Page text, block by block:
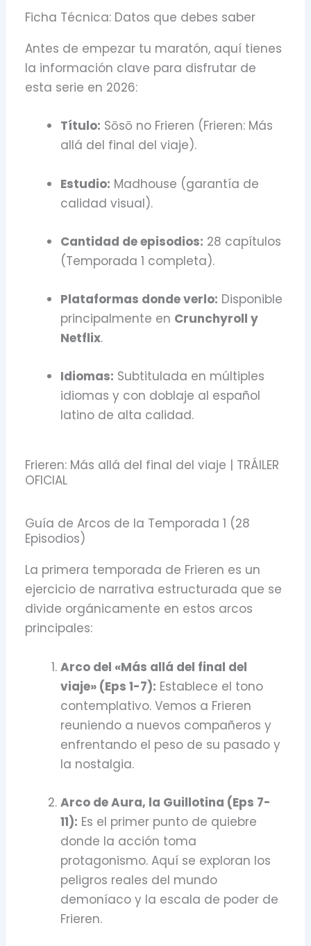
Ficha Técnica: Datos que debes saber
Antes de empezar tu maratón, aquí tienes
la información clave para disfrutar de
esta serie en 2026:
Título: Sōsō no Frieren (Frieren: Más
allá del final del viaje).
Estudio: Madhouse (garantía de
calidad visual).
Cantidad de episodios: 28 capítulos
(Temporada 1 completa).
Plataformas donde verlo: Disponible
principalmente en Crunchyroll y
Netflix.
Idiomas: Subtitulada en múltiples
idiomas y con doblaje al español
latino de alta calidad.
Frieren: Más allá del final del viaje | TRÁILER
OFICIAL
Guía de Arcos de la Temporada 1 (28
Episodios)
La primera temporada de Frieren es un
ejercicio de narrativa estructurada que se
divide orgánicamente en estos arcos
principales:
Arco del «Más allá del final del
viaje» (Eps 1-7): Establece el tono
contemplativo. Vemos a Frieren
reuniendo a nuevos compañeros y
enfrentando el peso de su pasado y
la nostalgia.
Arco de Aura, la Guillotina (Eps 7-
11): Es el primer punto de quiebre
donde la acción toma
protagonismo. Aquí se exploran los
peligros reales del mundo
demoníaco y la escala de poder de
Frieren.